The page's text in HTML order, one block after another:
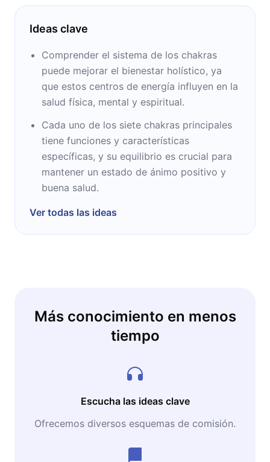
Ideas clave
Comprender el sistema de los chakras
puede mejorar el bienestar holístico, ya
que estos centros de energía influyen en la
salud física, mental y espiritual.
Cada uno de los siete chakras principales
tiene funciones y características
específicas, y su equilibrio es crucial para
mantener un estado de ánimo positivo y
buena salud.
Ver todas las ideas
Más conocimiento en menos
tiempo
Escucha las ideas clave
Ofrecemos diversos esquemas de comisión.